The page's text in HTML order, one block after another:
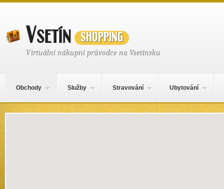
Vsetínshopping
Virtuální nákupní průvodce na Vsetínsku
Obchody Služby Stravování Ubytování
Mapa obsahu